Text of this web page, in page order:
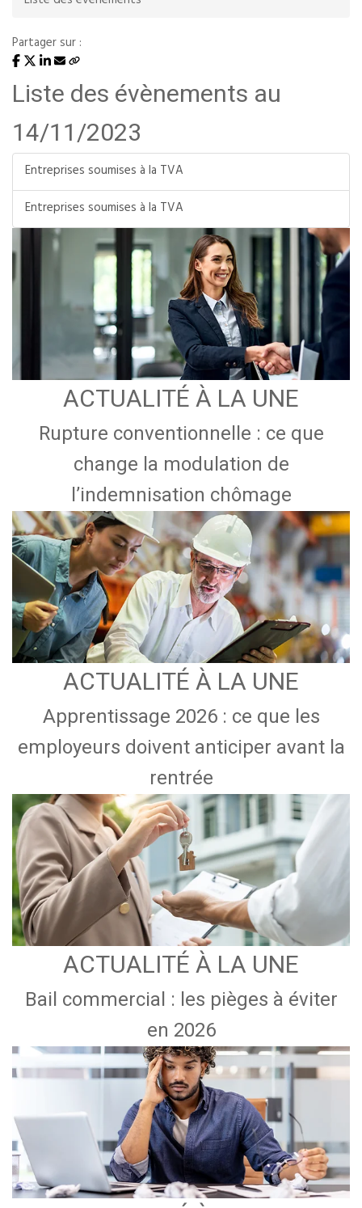
Partager sur :
Liste des évènements au
14/11/2023
Entreprises soumises à la TVA
Entreprises soumises à la TVA
ACTUALITÉ À LA UNE
Rupture conventionnelle : ce que
change la modulation de
l’indemnisation chômage
ACTUALITÉ À LA UNE
Apprentissage 2026 : ce que les
employeurs doivent anticiper avant la
rentrée
ACTUALITÉ À LA UNE
Bail commercial : les pièges à éviter
en 2026